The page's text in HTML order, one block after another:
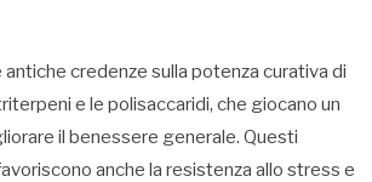
credenze sulla potenza curativa di
e le polisaccaridi, che giocano un
il benessere generale. Questi
anche la resistenza allo stress e